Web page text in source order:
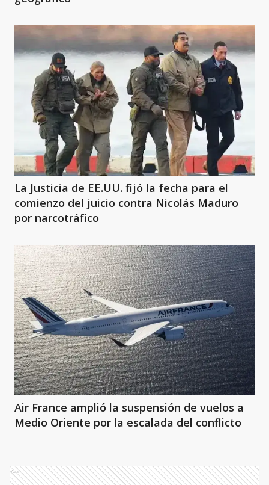
La Justicia de EE.UU. fijó la fecha para el
comienzo del juicio contra Nicolás Maduro
por narcotráfico
Air France amplió la suspensión de vuelos a
Medio Oriente por la escalada del conflicto
Ads